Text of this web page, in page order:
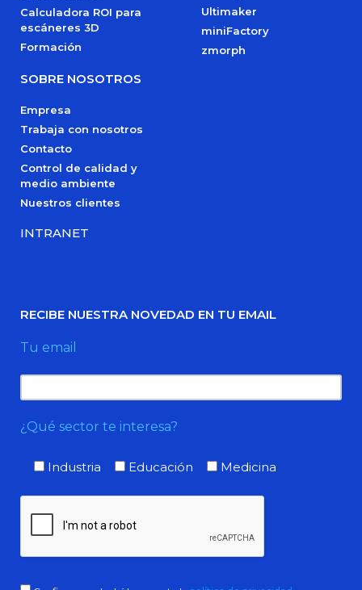
Calculadora ROI para
escáneres 3D
Formación
SOBRE NOSOTROS
Empresa
Trabaja con nosotros
Contacto
Control de calidad y
medio ambiente
Nuestros clientes
INTRANET
Ultimaker
miniFactory
zmorph
RECIBE NUESTRA NOVEDAD EN TU EMAIL
Tu email
¿Qué sector te interesa?
Industria Educación Medicina